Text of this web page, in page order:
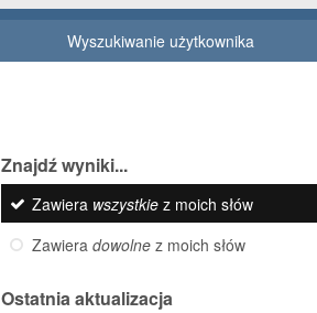
Wyszukiwanie użytkownika
Znajdź wyniki...
Zawiera wszystkiez moich słów
Zawiera dowolnez moich słów
Ostatnia aktualizacja